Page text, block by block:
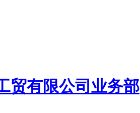
贸有限公司业务部